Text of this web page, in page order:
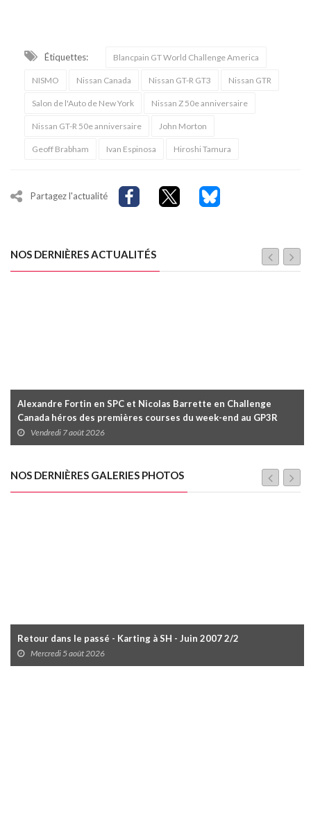
Étiquettes: Blancpain GT World Challenge America
NISMO Nissan Canada Nissan GT-R GT3 Nissan GTR
Salon de l'Auto de New York Nissan Z 50e anniversaire
Nissan GT-R 50e anniversaire John Morton
Geoff Brabham Ivan Espinosa Hiroshi Tamura
Partagez l'actualité
NOS DERNIÈRES ACTUALITÉS
Alexandre Fortin en SPC et Nicolas Barrette en Challenge
Canada héros des premières courses du week-end au GP3R
Vendredi 7 août 2026
NOS DERNIÈRES GALERIES PHOTOS
Retour dans le passé - Karting à SH - Juin 2007 2/2
Mercredi 5 août 2026